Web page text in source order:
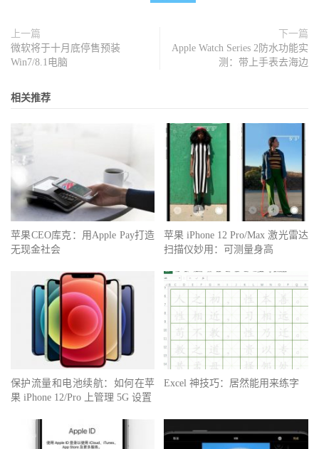
上一篇
微软将于十月底停售预装
Win7/8.1电脑
下一篇
Apple Watch Series 2防水功能实
测：带上手表去海边
相关推荐
苹果CEO库克：用Apple Pay打造
无现金社会
苹果 iPhone 12 Pro/Max 激光雷达
扫描仪妙用：可测量身高
保护流量和电池续航：如何在苹
果 iPhone 12/Pro 上管理 5G 设置
Excel 神技巧：居然能用来练字